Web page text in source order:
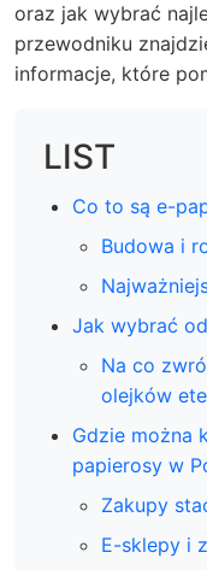
oraz jak wybrać
przewodniku
informacje, które
LIST
Co to są e-
Budowa i
Jak wybrać
Na co
olejków
Gdzie można
papierosy w
Zakupy
E-sklepy i